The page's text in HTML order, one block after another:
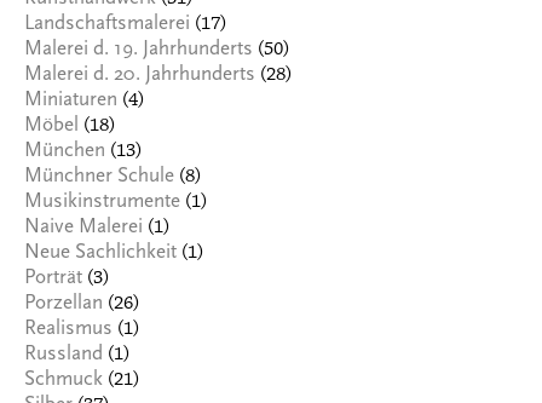
Landschaftsmalerei (17)
Malerei d. 19. Jahrhunderts (50)
Malerei d. 20. Jahrhunderts (28)
Miniaturen (4)
Möbel (18)
München (13)
Münchner Schule (8)
Musikinstrumente (1)
Naive Malerei (1)
Neue Sachlichkeit (1)
Porträt (3)
Porzellan (26)
Realismus (1)
Russland (1)
Schmuck (21)